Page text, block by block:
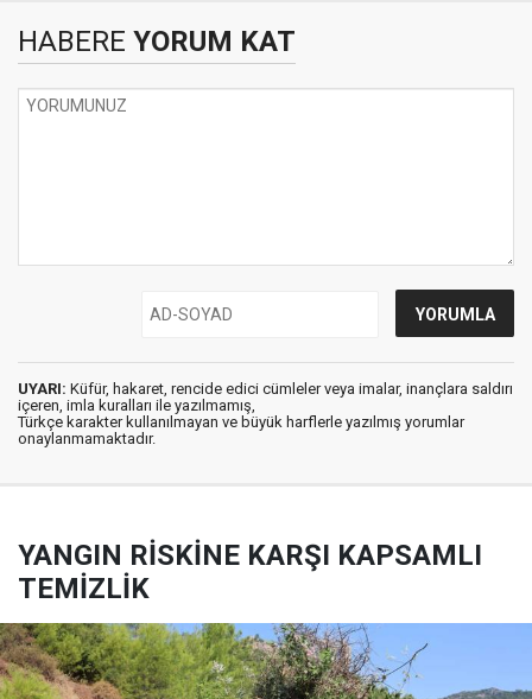
HABERE YORUM KAT
UYARI: Küfür, hakaret, rencide edici cümleler veya imalar, inançlara saldırı
içeren, imla kuralları ile yazılmamış,
Türkçe karakter kullanılmayan ve büyük harflerle yazılmış yorumlar
onaylanmamaktadır.
YANGIN RİSKİNE KARŞI KAPSAMLI
TEMİZLİK